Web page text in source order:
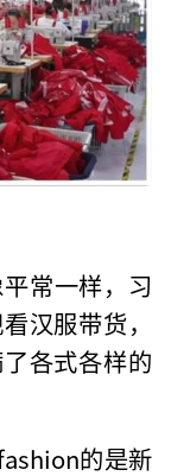
常一样，习
汉服带货，
各式各样的
的是新